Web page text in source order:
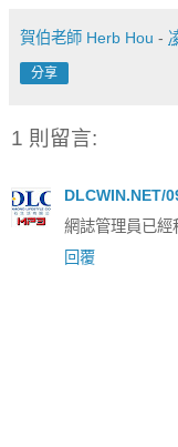
賀伯老師 Herb Hou -
分享
1 則留言:
DLCWIN.NET/
網誌管理員已經
回覆